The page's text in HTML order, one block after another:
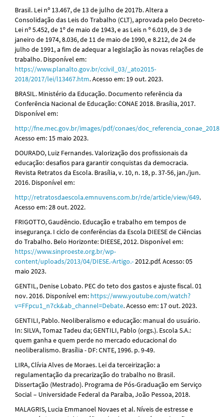
Brasil. Lei nº 13.467, de 13 de julho de 2017b. Altera a
Consolidação das Leis do Trabalho (CLT), aprovada pelo Decreto-
Lei nº 5.452, de 1º de maio de 1943, e as Leis n º 6.019, de 3 de
janeiro de 1974, 8.036, de 11 de maio de 1990, e 8.212, de 24 de
julho de 1991, a fim de adequar a legislação às novas relações de
trabalho. Disponível em:
https://www.planalto.gov.br/ccivil_03/_ato2015-
2018/2017/lei/l13467.htm. Acesso em: 19 out. 2023.
BRASIL. Ministério da Educação. Documento referência da
Conferência Nacional de Educação: CONAE 2018. Brasília, 2017.
Disponível em:
http://fne.mec.gov.br/images/pdf/conaes/
Acesso em: 15 maio 2023.
DOURADO, Luiz Fernandes. Valorização dos profissionais da
educação: desafios para garantir conquistas da democracia.
Revista Retratos da Escola. Brasília, v. 10, n. 18, p. 37-56, jan./jun.
2016. Disponível em:
http://retratosdaescola.emnuvens.com.br/rde/article/view/649.
Acesso em: 28 out. 2022.
FRIGOTTO, Gaudêncio. Educação e trabalho em tempos de
insegurança. I ciclo de conferências da Escola DIEESE de Ciências
do Trabalho. Belo Horizonte: DIEESE, 2012. Disponível em:
https://www.sinproeste.org.br/wp-
content/uploads/2013/04/DIESE.-Artigo.-2012.pdf. Acesso: 05
maio 2023.
GENTIL, Denise Lobato. PEC do teto dos gastos e ajuste fiscal. 01
nov. 2016. Disponível em: https://www.youtube.com/watch?
v=FFpcu1_n7ck&ab_channel=Debate. Acesso em: 17 out. 2023.
GENTILI, Pablo. Neoliberalismo e educação: manual do usuário.
In: SILVA, Tomaz Tadeu da; GENTILI, Pablo (orgs.). Escola S.A.:
quem ganha e quem perde no mercado educacional do
neoliberalismo. Brasília - DF: CNTE, 1996. p. 9-49.
LIRA, Clívia Alves de Moraes. Lei da terceirização: a
regulamentação da precarização do trabalho no Brasil.
Dissertação (Mestrado). Programa de Pós-Graduação em Serviço
Social – Universidade Federal da Paraíba, João Pessoa, 2018.
MALAGRIS, Lucia Emmanoel Novaes et al. Níveis de estresse e